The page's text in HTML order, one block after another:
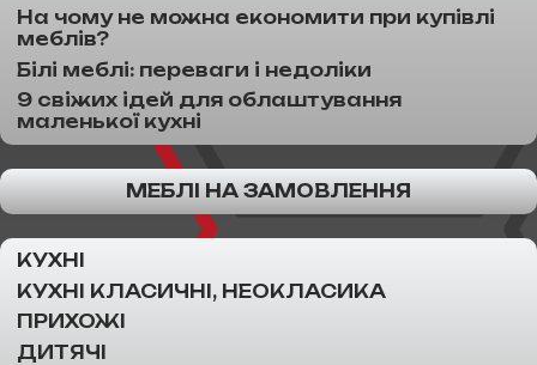
На чому не можна економити при купівлі
меблів?
Білі меблі: переваги і недоліки
9 свіжих ідей для облаштування
маленької кухні
МЕБЛІ НА ЗАМОВЛЕННЯ
КУХНІ
КУХНІ КЛАСИЧНІ, НЕОКЛАСИКА
ПРИХОЖІ
ДИТЯЧІ